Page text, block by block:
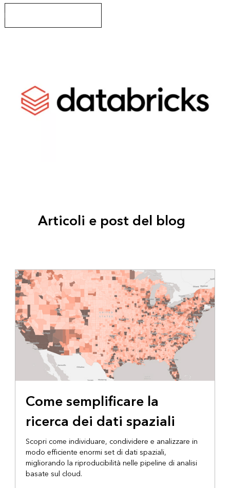
Esplorare la documentazione
Articoli e post del blog
Come semplificare la
ricerca dei dati spaziali
Scopri come individuare, condividere e analizzare in
modo efficiente enormi set di dati spaziali,
migliorando la riproducibilità nelle pipeline di analisi
basate sul cloud.